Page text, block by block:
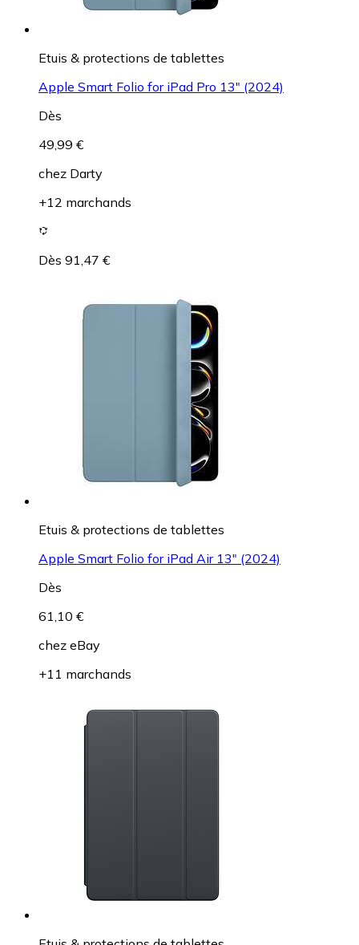
Etuis & protections de tablettes
Apple Smart Folio for iPad Pro 13" (2024)
Dès
49,99 €
chez Darty
+12 marchands
Dès 91,47 €
Etuis & protections de tablettes
Apple Smart Folio for iPad Air 13" (2024)
Dès
61,10 €
chez eBay
+11 marchands